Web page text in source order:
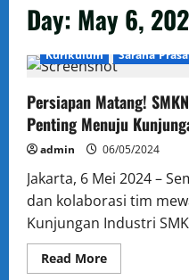
Day: May 6,
Administrasi Berita
Kurikulum
Sarana
Persiapan Matang!
Penting Menuju
admin 06/05/2024
Jakarta, 6 Mei 2024 –
dan kolaborasi tim
Kunjungan Industri
Read MoreRead
more